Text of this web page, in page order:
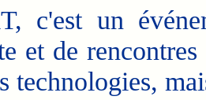
un
et de
technologies,